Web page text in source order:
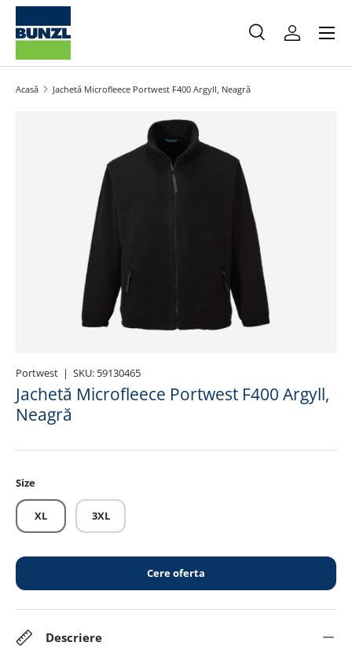
Salt la conținut
Caută
Caută
Meniu
Acasă Jachetă Microfleece Portwest F400 Argyll, Neagră
Salt la informațiile produsului
Portwest | SKU: 59130465
Jachetă Microfleece Portwest F400 Argyll,
Neagră
Size
XL 3XL
Cere oferta
Descriere